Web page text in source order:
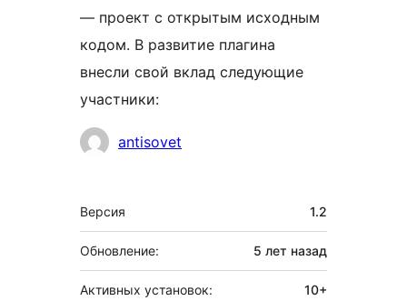
— проект с открытым исходным
кодом. В развитие плагина
внесли свой вклад следующие
участники:
Участники
antisovet
Мета
Версия 1.2
Обновление: 5 лет назад
Активных установок: 10+